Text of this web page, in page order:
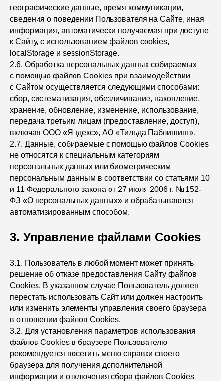
географические данные, время коммуникации,
сведения о поведении Пользователя на Сайте, иная
информация, автоматически получаемая при доступе
к Сайту, с использованием файлов cookies,
localStorage и sessionStorage.
2.6. Обработка персональных данных собираемых
с помощью файлов Сookies при взаимодействии
с Сайтом осуществляется следующими способами:
сбор, систематизация, обезличивание, накопление,
хранение, обновление, изменение, использование,
передача третьим лицам (предоставление, доступ),
включая ООО «Яндекс», АО «Тильда Паблишинг».
2.7. Данные, собираемые с помощью файлов Сookies
не относятся к специальным категориям
персональных данных или биометрическим
персональным данным в соответствии со статьями 10
и 11 Федерального закона от 27 июля 2006 г. № 152-
ФЗ «О персональных данных» и обрабатываются
автоматизированным способом.
3. Управление файлами Сookies
3.1. Пользователь в любой момент может принять
решение об отказе предоставления Сайту файлов
Сookies. В указанном случае Пользователь должен
перестать использовать Сайт или должен настроить
или изменить элементы управления своего браузера
в отношении файлов Сookies.
3.2. Для установления параметров использования
файлов Сookies в браузере Пользователю
рекомендуется посетить меню справки своего
браузера для получения дополнительной
информации и отключения сбора файлов Сookies